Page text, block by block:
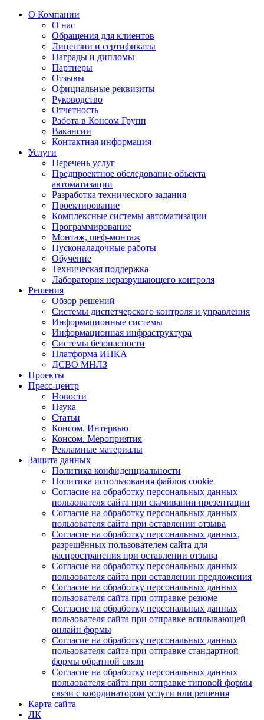
О Компании
О нас
Обращения для клиентов
Лицензии и сертификаты
Награды и дипломы
Партнеры
Отзывы
Официальные реквизиты
Руководство
Отчетность
Работа в Консом Групп
Вакансии
Контактная информация
Услуги
Перечень услуг
Предпроектное обследование объекта
автоматизации
Разработка технического задания
Проектирование
Комплексные системы автоматизации
Программирование
Монтаж, шеф-монтаж
Пусконаладочные работы
Обучение
Техническая поддержка
Лаборатория неразрушающего контроля
Решения
Обзор решений
Системы диспетчерского контроля и управления
Информационные системы
Информационная инфраструктура
Системы безопасности
Платформа ИНКА
ДСВО МНЛЗ
Проекты
Пресс-центр
Новости
Наука
Статьи
Консом. Интервью
Консом. Мероприятия
Рекламные материалы
Защита данных
Политика конфиденциальности
Политика использования файлов cookie
Согласие на обработку персональных данных
пользователя сайта при скачивании презентации
Согласие на обработку персональных данных
пользователя сайта при оставлении отзыва
Согласие на обработку персональных данных,
разрешённых пользователем сайта для
распространения при оставлении отзыва
Согласие на обработку персональных данных
пользователя сайта при оставлении предложения
Согласие на обработку персональных данных
пользователя сайта при отправке резюме
Согласие на обработку персональных данных
пользователя сайта при отправке всплывающей
онлайн формы
Согласие на обработку персональных данных
пользователя сайта при отправке стандартной
формы обратной связи
Согласие на обработку персональных данных
пользователя сайта при отправке типовой формы
связи с координатором услуги или решения
Карта сайта
ЛК